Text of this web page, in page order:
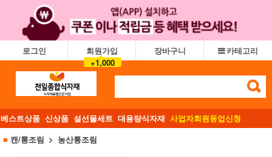
로그인
회원가입
+1,000
장바구니 카테고리
베스트상품 신상품 설선물세트 대용량식자재 사업자회원등업신청
■ 캔/통조림 농산통조림